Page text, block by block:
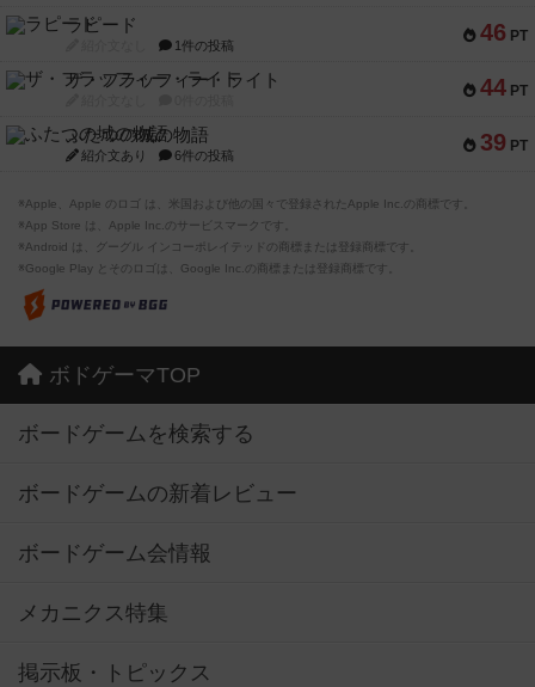
46 PT
ラピード
1件の投稿
44 PT
ザ・フラッフィー・ライト
39 PT
ふたつの城の物語
紹介文あり 6件の投稿
※Apple、Apple のロゴ は、米国および他の国々で登録されたApple Inc.の商標です。
※App Store は、Apple Inc.のサービスマークです。
※Android は、グーグル インコーポレイテッドの商標または登録商標です。
※Google Play とそのロゴは、Google Inc.の商標または登録商標です。
ボドゲーマTOP
ボードゲームを検索する
ボードゲームの新着レビュー
ボードゲーム会情報
メカニクス特集
掲示板・トピックス